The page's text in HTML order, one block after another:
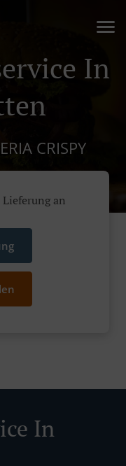
In
CRISPY
an
In